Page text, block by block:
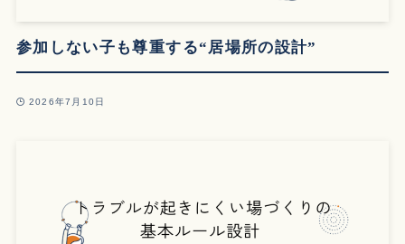
参加しない子も尊重する“居場所の設計”
2026年7月10日